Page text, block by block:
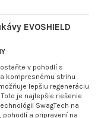
EVOSHIELD
v pohodlí s
kompresnému strihu
lepšiu regeneráciu
je najlepšie riešenie
SwagTech na
a pripravení na